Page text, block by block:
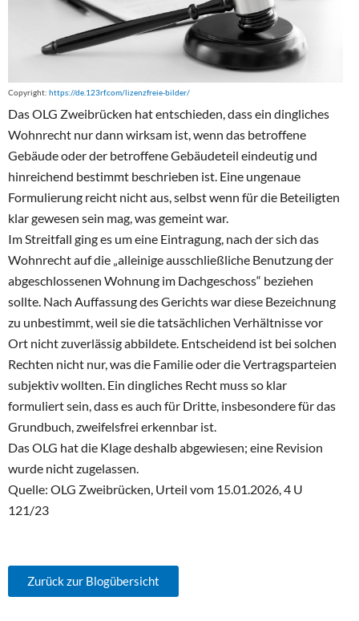
Copyright: https://de.123rf.com/lizenzfreie-bilder/
Das OLG Zweibrücken hat entschieden, dass ein dingliches
Wohnrecht nur dann wirksam ist, wenn das betroffene
Gebäude oder der betroffene Gebäudeteil eindeutig und
hinreichend bestimmt beschrieben ist. Eine ungenaue
Formulierung reicht nicht aus, selbst wenn für die Beteiligten
klar gewesen sein mag, was gemeint war.
Im Streitfall ging es um eine Eintragung, nach der sich das
Wohnrecht auf die „alleinige ausschließliche Benutzung der
abgeschlossenen Wohnung im Dachgeschoss“ beziehen
sollte. Nach Auffassung des Gerichts war diese Bezeichnung
zu unbestimmt, weil sie die tatsächlichen Verhältnisse vor
Ort nicht zuverlässig abbildete. Entscheidend ist bei solchen
Rechten nicht nur, was die Familie oder die Vertragsparteien
subjektiv wollten. Ein dingliches Recht muss so klar
formuliert sein, dass es auch für Dritte, insbesondere für das
Grundbuch, zweifelsfrei erkennbar ist.
Das OLG hat die Klage deshalb abgewiesen; eine Revision
wurde nicht zugelassen.
Quelle: OLG Zweibrücken, Urteil vom 15.01.2026, 4 U
121/23
Zurück zur Blogübersicht